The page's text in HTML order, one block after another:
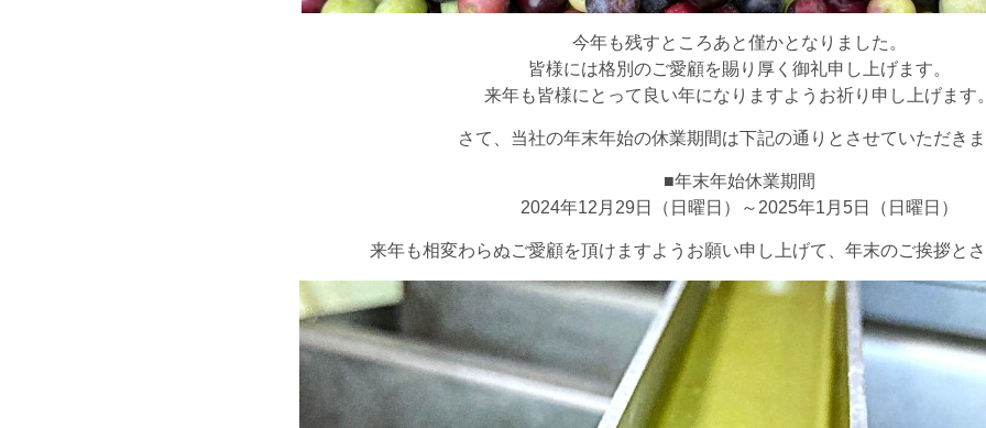
今年も残すところあと僅かとなりました。
皆様には格別のご愛顧を賜り厚く御礼申し上げます。
来年も皆様にとって良い年になりますようお祈り申し上げます
さて、当社の年末年始の休業期間は下記の通りとさせていただき
■年末年始休業期間
2024年12月29日（日曜日）～2025年1月5日（日曜日）
来年も相変わらぬご愛顧を頂けますようお願い申し上げて、年末のご挨拶と